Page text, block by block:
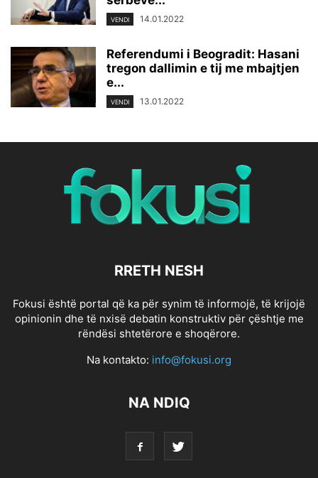
VENDI 14.01.2022
Referendumi i Beogradit: Hasani
tregon dallimin e tij me mbajtjen
e...
VENDI 13.01.2022
RRETH NESH
Fokusi është portal që ka për synim të informojë, të krijojë
opinionin dhe të nxisë debatin konstruktiv për çështje me
rëndësi shtetërore e shoqërore.
Na kontakto: info@fokusi.org
NA NDIQ